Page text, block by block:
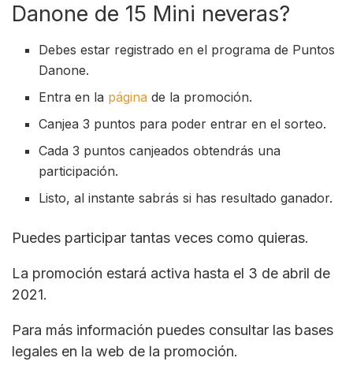
Danone de 15 Mini neveras?
Debes estar registrado en el programa de Puntos
Danone.
Entra en la página de la promoción.
Canjea 3 puntos para poder entrar en el sorteo.
Cada 3 puntos canjeados obtendrás una
participación.
Listo, al instante sabrás si has resultado ganador.
Puedes participar tantas veces como quieras.
La promoción estará activa hasta el 3 de abril de
2021.
Para más información puedes consultar las bases
legales en la web de la promoción.